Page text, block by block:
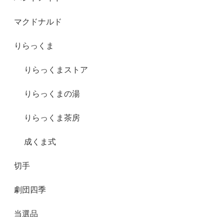
マクドナルド
りらっくま
りらっくまストア
りらっくまの湯
りらっくま茶房
成くま式
切手
劇団四季
当選品